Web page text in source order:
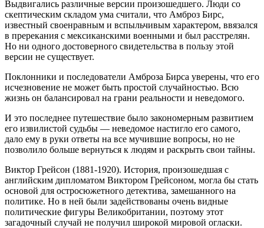
Выдвигались различные версии произошедшего. Люди со
скептическим складом ума считали, что Амброз Бирс,
известный своенравным и вспыльчивым характером, ввязался
в пререкания с мексиканскими военными и был расстрелян.
Но ни одного достоверного свидетельства в пользу этой
версии не существует.
Поклонники и последователи Амброза Бирса уверены, что его
исчезновение не может быть простой случайностью. Всю
жизнь он балансировал на грани реальности и неведомого.
И это последнее путешествие было закономерным развитием
его извилистой судьбы — неведомое настигло его самого,
дало ему в руки ответы на все мучившие вопросы, но не
позволило больше вернуться к людям и раскрыть свои тайны.
Виктор Грейсон (1881-1920). История, произошедшая с
английским дипломатом Виктором Грейсоном, могла бы стать
основой для остросюжетного детектива, замешанного на
политике. Но в ней были задействованы очень видные
политические фигуры Великобритании, поэтому этот
загадочный случай не получил широкой мировой огласки.